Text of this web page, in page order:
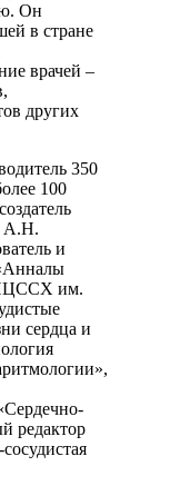
Он
в стране
врачей –
других
350
100
А.Н.
и
им.
сердца и
редактор